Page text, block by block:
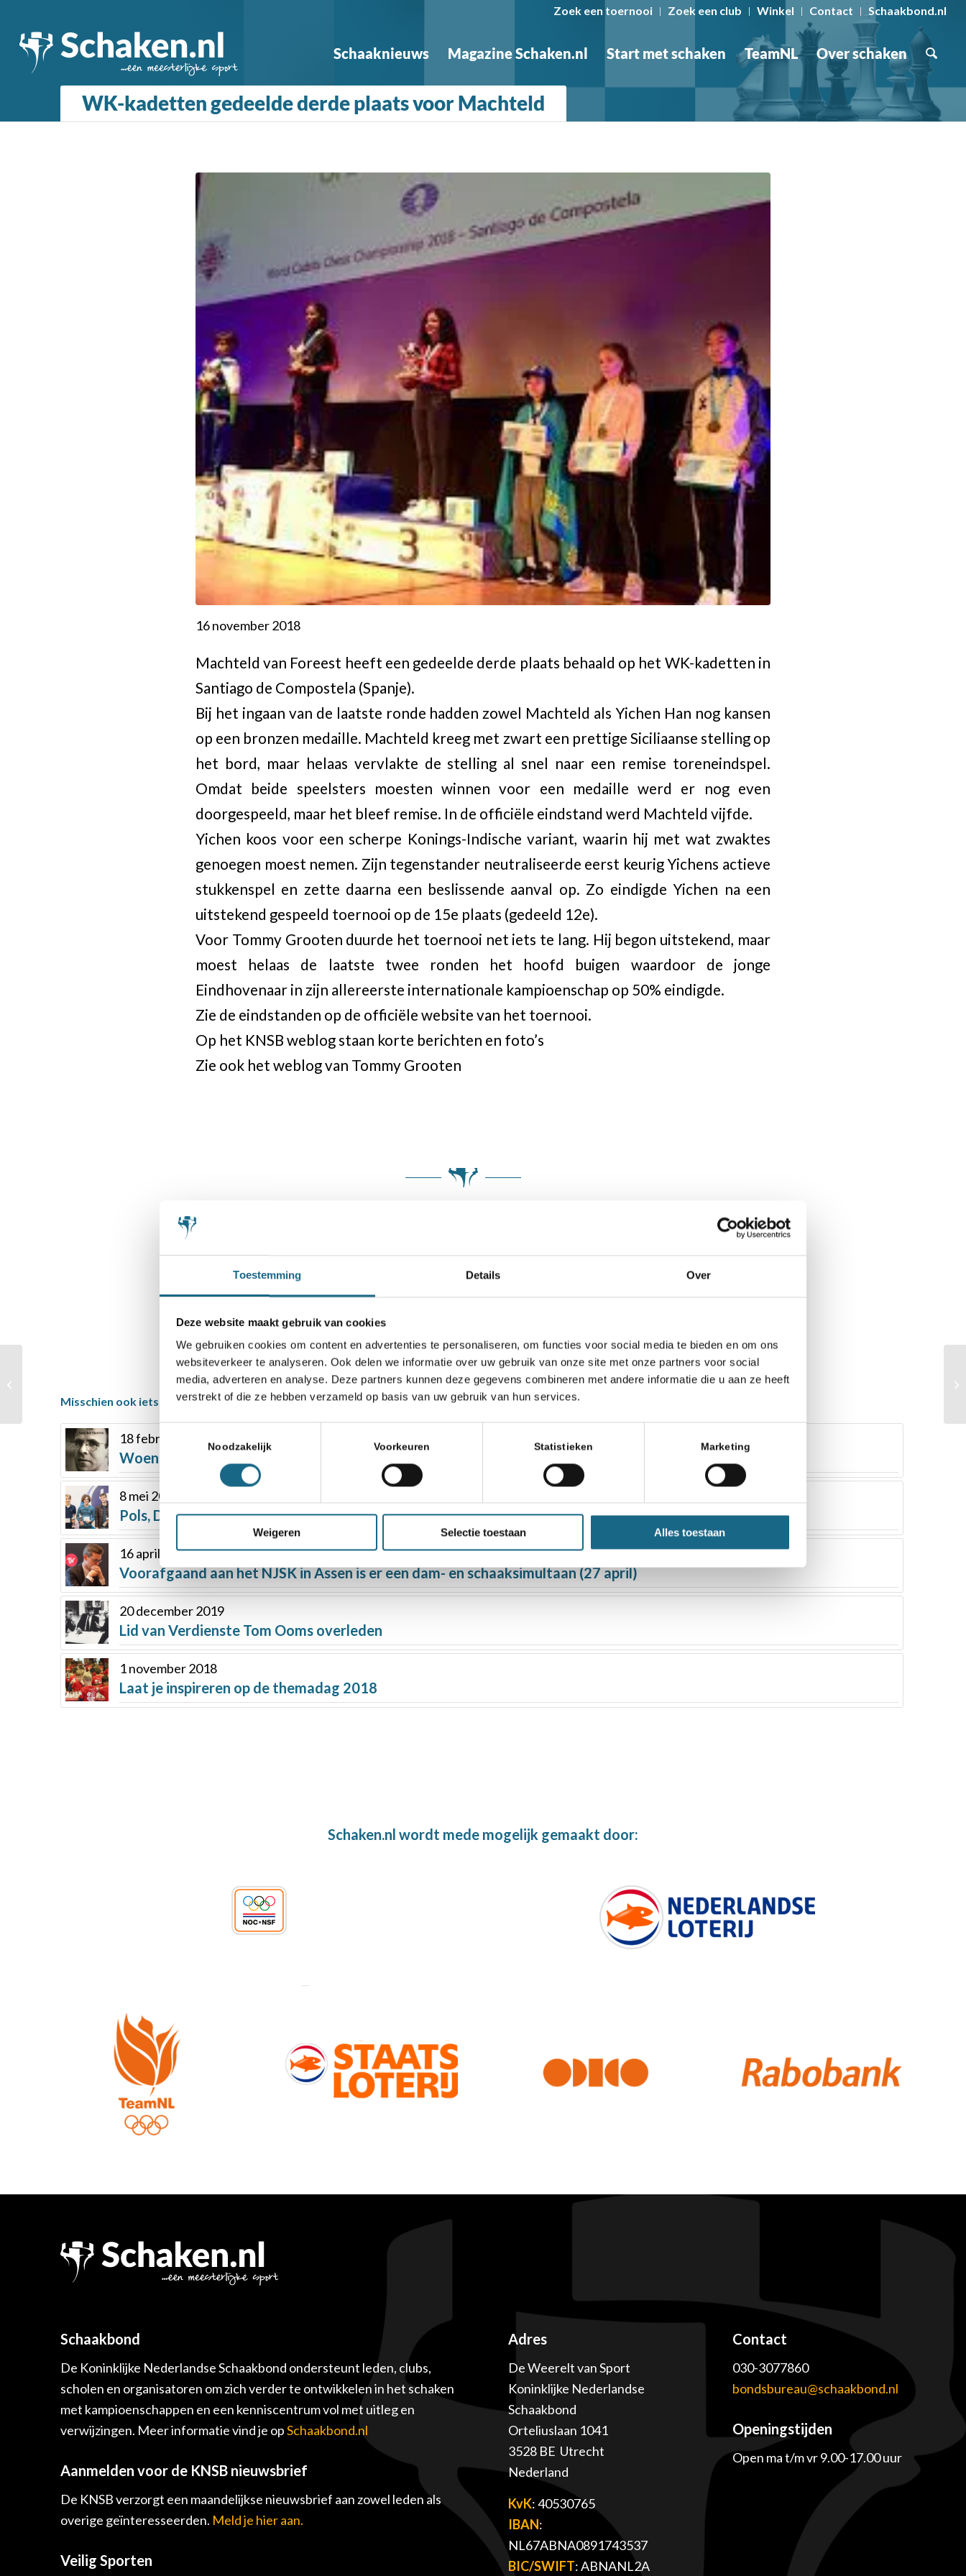
Toestemming Details Over
Deze website maakt gebruik van cookies
We gebruiken cookies om content en advertenties te personaliseren, om functies voor social media te bieden en om ons
websiteverkeer te analyseren. Ook delen we informatie over uw gebruik van onze site met onze partners voor social
media, adverteren en analyse. Deze partners kunnen deze gegevens combineren met andere informatie die u aan ze heeft
verstrekt of die ze hebben verzameld op basis van uw gebruik van hun services.
Noodzakelijk Voorkeuren Statistieken Marketing
Weigeren Selectie toestaan Alles toestaan
Zoek een toernooi Zoek een club Winkel Contact Schaakbond.nl
Schaaknieuws Magazine Schaken.nl Start met schaken TeamNL Over schaken
WK-kadetten gedeelde derde plaats voor Machteld
16 november 2018
Machteld van Foreest heeft een gedeelde derde plaats behaald op het WK-kadetten in
Santiago de Compostela (Spanje).
Bij het ingaan van de laatste ronde hadden zowel Machteld als Yichen Han nog kansen
op een bronzen medaille. Machteld kreeg met zwart een prettige Siciliaanse stelling op
het bord, maar helaas vervlakte de stelling al snel naar een remise toreneindspel.
Omdat beide speelsters moesten winnen voor een medaille werd er nog even
doorgespeeld, maar het bleef remise. In de officiële eindstand werd Machteld vijfde.
Yichen koos voor een scherpe Konings-Indische variant, waarin hij met wat zwaktes
genoegen moest nemen. Zijn tegenstander neutraliseerde eerst keurig Yichens actieve
stukkenspel en zette daarna een beslissende aanval op. Zo eindigde Yichen na een
uitstekend gespeeld toernooi op de 15e plaats (gedeeld 12e).
Voor Tommy Grooten duurde het toernooi net iets te lang. Hij begon uitstekend, maar
moest helaas de laatste twee ronden het hoofd buigen waardoor de jonge
Eindhovenaar in zijn allereerste internationale kampioenschap op 50% eindigde.
Zie de eindstanden op de officiële website van het toernooi.
Op het KNSB weblog staan korte berichten en foto’s
Zie ook het weblog van Tommy Grooten
Schaaknieuws
Deel dit stuk
Misschien ook iets voor u
18 februari 2021
Woensdag 24 februari gratis webinar Paul van der Sterren ‘Zwart op Wit’
8 mei 2018
Pols, De Boer, Van Foreest, Duson en Basa nieuwe jeugd- en meisjeskampioenen ABC
16 april 2019
Voorafgaand aan het NJSK in Assen is er een dam- en schaaksimultaan (27 april)
20 december 2019
Lid van Verdienste Tom Ooms overleden
1 november 2018
Laat je inspireren op de themadag 2018
Schaken.nl wordt mede mogelijk gemaakt door:
Schaakbond
De Koninklijke Nederlandse Schaakbond ondersteunt leden, clubs,
scholen en organisatoren om zich verder te ontwikkelen in het schaken
met kampioenschappen en een kenniscentrum vol met uitleg en
verwijzingen. Meer informatie vind je opSchaakbond.nl
Aanmelden voor de KNSB nieuwsbrief
De KNSB verzorgt een maandelijkse nieuwsbrief aan zowel leden als
overige geïnteresseerden. Meld je hier aan.
Veilig Sporten
Adres
De Weerelt van Sport
Koninklijke Nederlandse
Schaakbond
Orteliuslaan 1041
3528 BE Utrecht
Nederland
KvK: 40530765
IBAN:
NL67ABNA0891743537
BIC/SWIFT: ABNANL2A
Contact
030-3077860
bondsbureau@schaakbond.nl
Openingstijden
Open ma t/m vr 9.00-17.00 uur